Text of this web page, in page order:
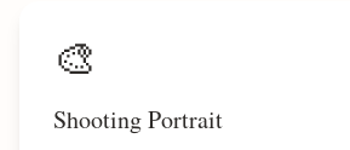
🎨
Shooting Portrait